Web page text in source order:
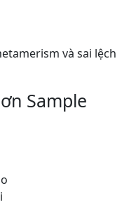
và sai lệch
Sample